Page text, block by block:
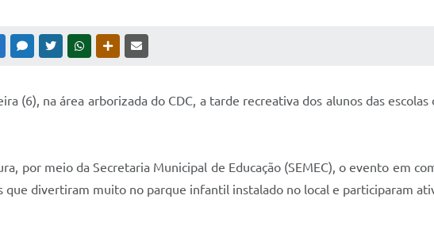
FACEBOOKMESSENGER
TWITTERWHATSAPPOUTRAS MÍDIAS
(6), na área arborizada do CDC, a tarde recreativa dos alunos das
por meio da Secretaria Municipal de Educação (SEMEC), o evento em
que divertiram muito no parque infantil instalado no local e participaram